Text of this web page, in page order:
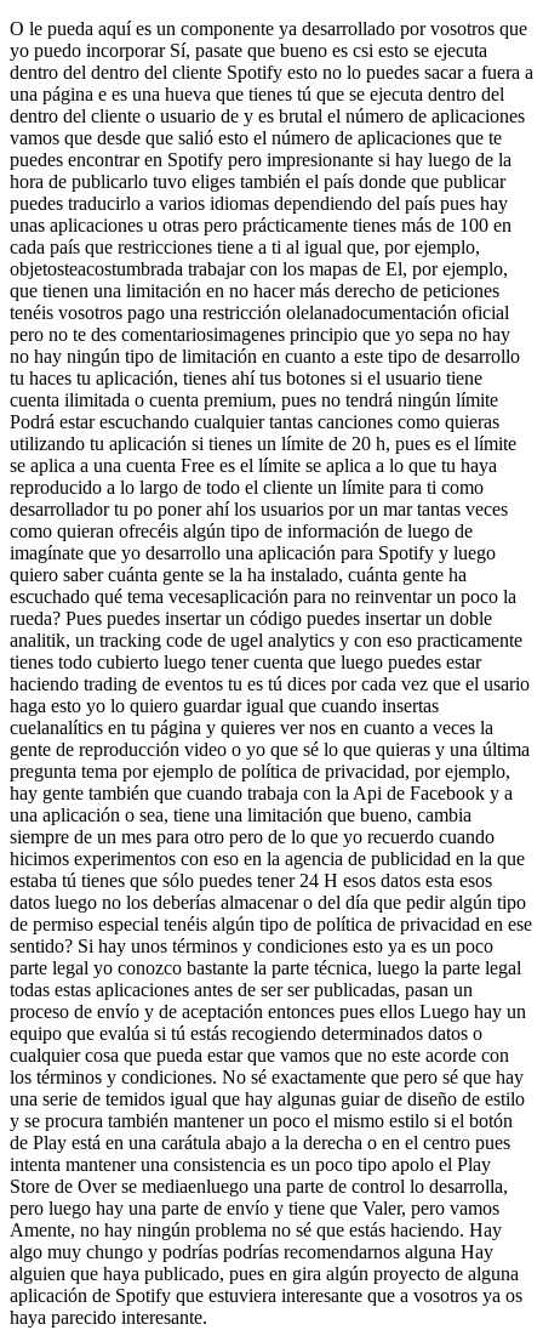
O le pueda aquí es un componente ya desarrollado por vosotros que
yo puedo incorporar Sí, pasate que bueno es csi esto se ejecuta
dentro del dentro del cliente Spotify esto no lo puedes sacar a fuera a
una página e es una hueva que tienes tú que se ejecuta dentro del
dentro del cliente o usuario de y es brutal el número de aplicaciones
vamos que desde que salió esto el número de aplicaciones que te
puedes encontrar en Spotify pero impresionante si hay luego de la
hora de publicarlo tuvo eliges también el país donde que publicar
puedes traducirlo a varios idiomas dependiendo del país pues hay
unas aplicaciones u otras pero prácticamente tienes más de 100 en
cada país que restricciones tiene a ti al igual que, por ejemplo,
objetosteacostumbrada trabajar con los mapas de El, por ejemplo,
que tienen una limitación en no hacer más derecho de peticiones
tenéis vosotros pago una restricción olelanadocumentación oficial
pero no te des comentariosimagenes principio que yo sepa no hay
no hay ningún tipo de limitación en cuanto a este tipo de desarrollo
tu haces tu aplicación, tienes ahí tus botones si el usuario tiene
cuenta ilimitada o cuenta premium, pues no tendrá ningún límite
Podrá estar escuchando cualquier tantas canciones como quieras
utilizando tu aplicación si tienes un límite de 20 h, pues es el límite
se aplica a una cuenta Free es el límite se aplica a lo que tu haya
reproducido a lo largo de todo el cliente un límite para ti como
desarrollador tu po poner ahí los usuarios por un mar tantas veces
como quieran ofrecéis algún tipo de información de luego de
imagínate que yo desarrollo una aplicación para Spotify y luego
quiero saber cuánta gente se la ha instalado, cuánta gente ha
escuchado qué tema vecesaplicación para no reinventar un poco la
rueda? Pues puedes insertar un código puedes insertar un doble
analitik, un tracking code de ugel analytics y con eso practicamente
tienes todo cubierto luego tener cuenta que luego puedes estar
haciendo trading de eventos tu es tú dices por cada vez que el usario
haga esto yo lo quiero guardar igual que cuando insertas
cuelanalítics en tu página y quieres ver nos en cuanto a veces la
gente de reproducción video o yo que sé lo que quieras y una última
pregunta tema por ejemplo de política de privacidad, por ejemplo,
hay gente también que cuando trabaja con la Api de Facebook y a
una aplicación o sea, tiene una limitación que bueno, cambia
siempre de un mes para otro pero de lo que yo recuerdo cuando
hicimos experimentos con eso en la agencia de publicidad en la que
estaba tú tienes que sólo puedes tener 24 H esos datos esta esos
datos luego no los deberías almacenar o del día que pedir algún tipo
de permiso especial tenéis algún tipo de política de privacidad en ese
sentido? Si hay unos términos y condiciones esto ya es un poco
parte legal yo conozco bastante la parte técnica, luego la parte legal
todas estas aplicaciones antes de ser ser publicadas, pasan un
proceso de envío y de aceptación entonces pues ellos Luego hay un
equipo que evalúa si tú estás recogiendo determinados datos o
cualquier cosa que pueda estar que vamos que no este acorde con
los términos y condiciones. No sé exactamente que pero sé que hay
una serie de temidos igual que hay algunas guiar de diseño de estilo
y se procura también mantener un poco el mismo estilo si el botón
de Play está en una carátula abajo a la derecha o en el centro pues
intenta mantener una consistencia es un poco tipo apolo el Play
Store de Over se mediaenluego una parte de control lo desarrolla,
pero luego hay una parte de envío y tiene que Valer, pero vamos
Amente, no hay ningún problema no sé que estás haciendo. Hay
algo muy chungo y podrías podrías recomendarnos alguna Hay
alguien que haya publicado, pues en gira algún proyecto de alguna
aplicación de Spotify que estuviera interesante que a vosotros ya os
haya parecido interesante.